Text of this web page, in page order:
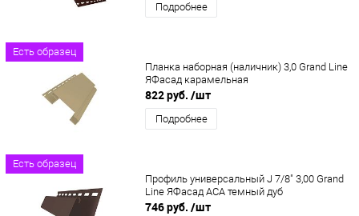
Подробнее
Есть образец
Планка наборная (наличник) 3,0 Grand Line
ЯФасад карамельная
822 руб. /шт
Подробнее
Есть образец
Профиль универсальный J 7/8" 3,00 Grand
Line ЯФасад ACA темный дуб
746 руб. /шт